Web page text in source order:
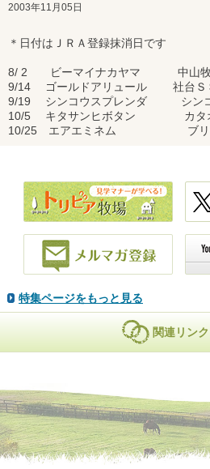
2003年11月05日
＊日付はＪＲＡ登録抹消日です
8/ 2 ビーマイナカヤマ 中山牧
9/14 ゴールドアリュール 社台Ｓ
9/19 シンコウスプレンダ シンコ
10/5 キタサンヒボタン カタオ
10/25 エアエミネム ブリー
特集ページをもっと見る
関連リンク